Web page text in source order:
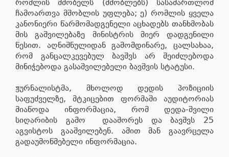
რომლის მშობელს (მშობლებს) სასამართლომ
ჩამოართვა მშობლის უფლება; ე) რომლის ყველა
კანონიერი წარმომადგენელი აცხადებს თანხმობას
მის გაშვილებაზე მინისტრის მიერ დადგენილი
წესით. აღნიშნულიდან გამომდინარე, ცალსახაა,
რომ განცალკევებულ ბავშვს არ შეიძლებოდა
მინიჭებოდა გასაშვილებელი ბავშვის სტატუსი.
ჟურნალისტმა, მხოლოდ დედის პოზიციის
საფუძველზე, მტკიცებით ფორმაში აუდიტორიას
მიაწოდა ინფორმაცია, რომ დედა-შვილი
სიღარიბის გამო დააშორეს და ბავშვს 25
აგვისტოს გააშვილებენ. ამით მან გაავრცელა
გადაუმოწმებელი ინფორმაცია.